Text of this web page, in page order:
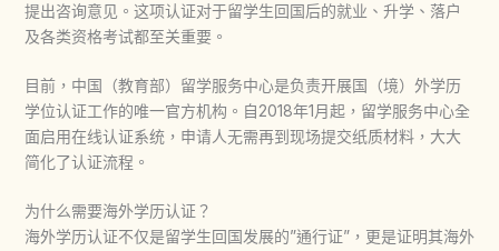
提出咨询意见。这项认证对于留学生回国后的就业、升学、落户
及各类资格考试都至关重要。
目前，中国（教育部）留学服务中心是负责开展国（境）外学历
学位认证工作的唯一官方机构。自2018年1月起，留学服务中心全
面启用在线认证系统，申请人无需再到现场提交纸质材料，大大
简化了认证流程。
为什么需要海外学历认证？
海外学历认证不仅是留学生回国发展的”通行证”，更是证明其海外